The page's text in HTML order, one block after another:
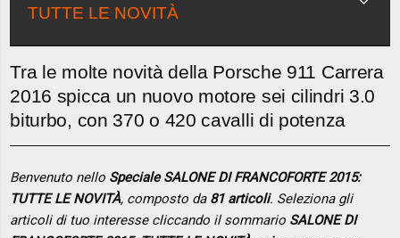
TUTTE LE NOVITÀ
Tra le molte novità della Porsche 911 Carrera
2016 spicca un nuovo motore sei cilindri 3.0
biturbo, con 370 o 420 cavalli di potenza
Benvenuto nello Speciale SALONE DI FRANCOFORTE 2015:
TUTTE LE NOVITÀ, composto da 81 articoli. Seleziona gli
articoli di tuo interesse cliccando il sommario SALONE DI